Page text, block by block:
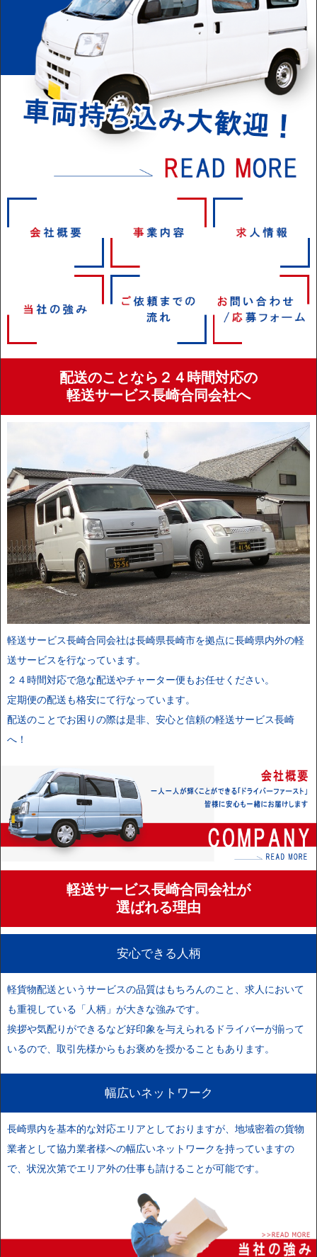
配送のことなら２４時間対応の
軽送サービス長崎合同会社へ
軽送サービス長崎合同会社は長崎県長崎市を拠点に長崎県内外の軽
送サービスを行なっています。
２４時間対応で急な配送やチャーター便もお任せください。
定期便の配送も格安にて行なっています。
配送のことでお困りの際は是非、安心と信頼の軽送サービス長崎
へ！
軽送サービス長崎合同会社が
選ばれる理由
安心できる人柄
軽貨物配送というサービスの品質はもちろんのこと、求人において
も重視している「人柄」が大きな強みです。
挨拶や気配りができるなど好印象を与えられるドライバーが揃って
いるので、取引先様からもお褒めを授かることもあります。
幅広いネットワーク
長崎県内を基本的な対応エリアとしておりますが、地域密着の貨物
業者として協力業者様への幅広いネットワークを持っていますの
で、状況次第でエリア外の仕事も請けることが可能です。